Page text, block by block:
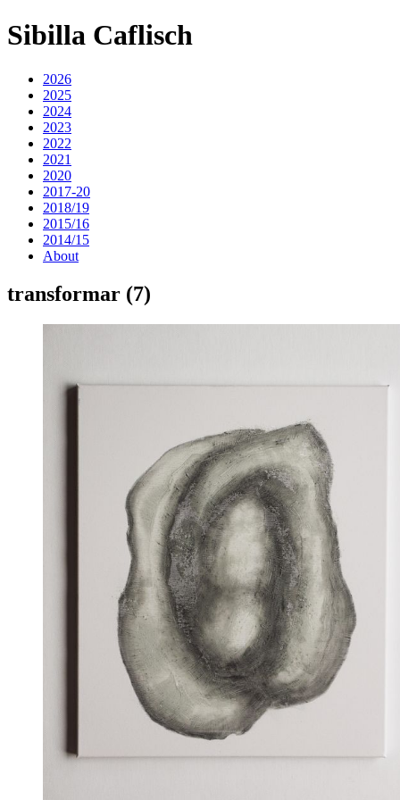
Sibilla Caflisch
2026
2025
2024
2023
2022
2021
2020
2017-20
2018/19
2015/16
2014/15
About
transformar (7)